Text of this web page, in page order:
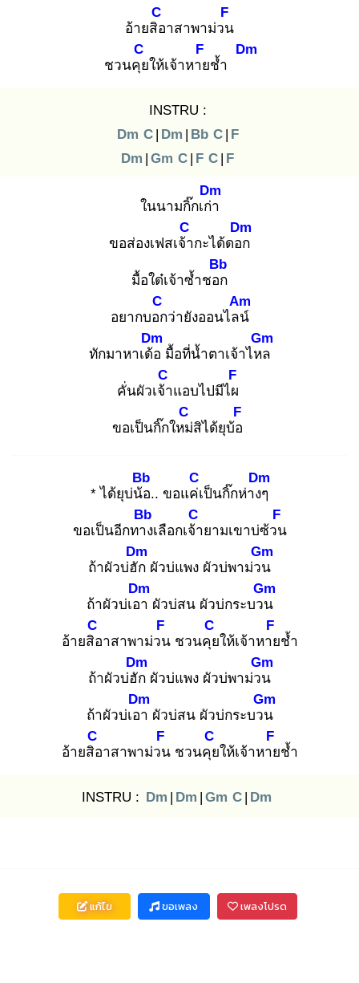
อ้ายสิอ
C
าสาพาม่วน
F
ชวนคุย
C
ให้เจ้าหาย
F
ช้ำ
Dm
INSTRU :
Dm C | Dm | Bb C | F
Dm | Gm C | F C | F
ในนามกิ๊กเก่า
Dm
ขอส่องเฟสเจ้า
C
กะได้ดอก
Dm
มื้อใด๋เจ้าซ้ำชอก
Bb
อยากบอก
C
ว่ายังออนไลน์
Am
ทักมาหาเด้อ
Dm
มื้อที่น้ำตาเจ้าไหล
Gm
คั่นผัวเจ้า
C
แอบไปมีไผ
F
ขอเป็นกิ๊กใหม่
C
สิได้ยุบ้อ
F
* ได้ยุบ่น้อ
Bb
.. ขอแค่เ
C
ป็นกิ๊กห่างๆ
Dm
ขอเป็นอีกทาง
Bb
เลือกเจ้า
C
ยามเขาบ่ซ้วน
F
ถ้าผัวบ่ฮัก
Dm
ผัวบ่แพง ผัวบ่พาม่วน
Gm
ถ้าผัวบ่เอา
Dm
ผัวบ่สน ผัวบ่กระบวน
Gm
อ้ายสิอ
C
าสาพาม่วน
F
ชวนคุย
C
ให้เจ้าหาย
F
ช้ำ
ถ้าผัวบ่ฮัก
Dm
ผัวบ่แพง ผัวบ่พาม่วน
Gm
ถ้าผัวบ่เอา
Dm
ผัวบ่สน ผัวบ่กระบวน
Gm
อ้ายสิอ
C
าสาพาม่วน
F
ชวนคุย
C
ให้เจ้าหาย
F
ช้ำ
INSTRU : Dm | Dm | Gm C | Dm
แก้ไข ขอเพลง เพลงโปรด